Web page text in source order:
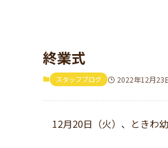
終業式
スタッフブログ 2022年12月23
12月20日（火）、ときわ